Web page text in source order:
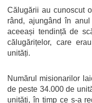
Călugării au cunoscut
rând, ajungând în
aceeași tendință de
călugărițelor, care
unități.
Numărul misionarilor
de peste 34.000 de
unități, în timp ce s-a